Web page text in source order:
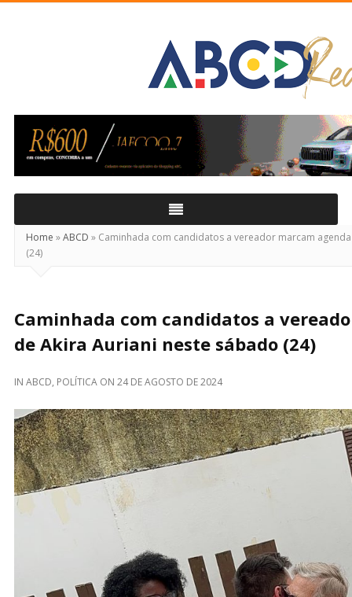
Real
Home »ABCD » Caminhada com candidatos a vereador marcam
(24)
Caminhada com candidatos a
de Akira Auriani neste sábado (24)
IN ABCD, POLÍTICA ON 24 DE AGOSTO DE 2024